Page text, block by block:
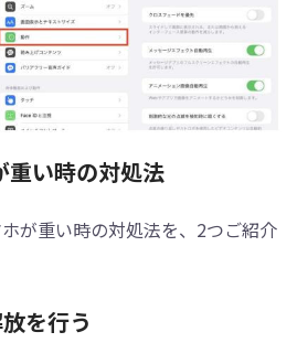
い時の対処法
が重い時の対処法を、2つご紹介
を行う